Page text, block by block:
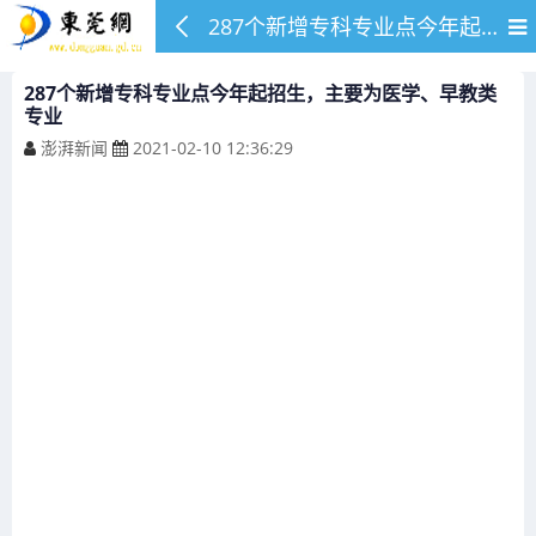
287个新增专科专业点今年起招生，主要为医学、早教类专业
287个新增专科专业点今年起招生，主要为医学、早教类
专业
澎湃新闻 2021-02-10 12:36:29